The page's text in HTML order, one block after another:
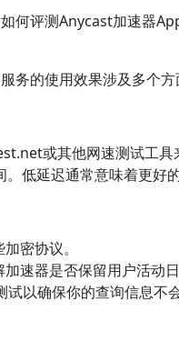
何评测Anycast加速器
务的使用效果涉及多个
或其他网速测试工具
低延迟通常意味着更好的
密协议。
速器是否保留用户活动日
试以确保你的查询信息不会